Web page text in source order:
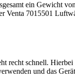
ein Gewicht
Venta 7015501
recht schnell.
und das